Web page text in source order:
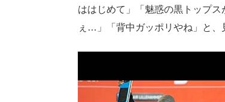
ははじめて」「魅惑の黒トップ
ぇ…」「背中ガッポリやね」と、